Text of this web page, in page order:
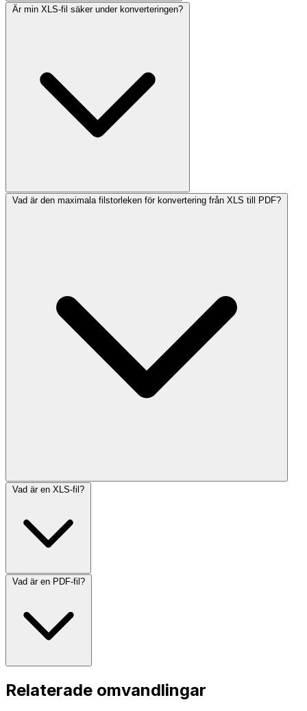
Är min XLS-fil säker under konverteringen?
Vad är den maximala filstorleken för konvertering från XLS till PDF?
Vad är en XLS-fil?
Vad är en PDF-fil?
Relaterade omvandlingar